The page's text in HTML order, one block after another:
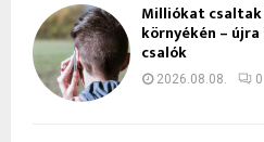
Milliókat
környékén –
csalók
2026.08.08. 0